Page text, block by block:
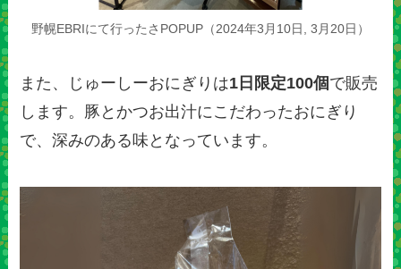
野幌EBRIにて行ったさPOPUP（2024年3月10日, 3月20日）
また、じゅーしーおにぎりは1日限定100個 で販売
します。豚とかつお出汁にこだわったおにぎり
で、深みのある味となっています。